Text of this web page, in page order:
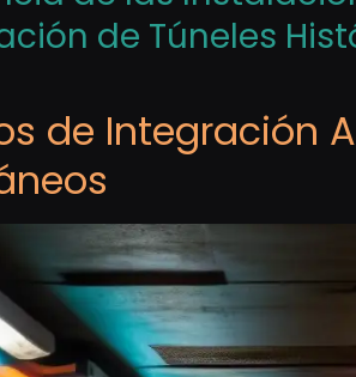
de Túneles
de Integración